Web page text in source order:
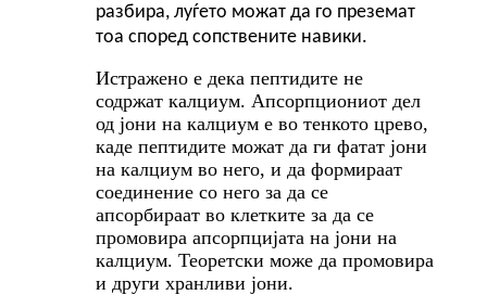
разбира, луѓето можат да го преземат
тоа според сопствените навики.
Истражено е дека пептидите не
содржат калциум. Апсорпциониот дел
од јони на калциум е во тенкото црево,
каде пептидите можат да ги фатат јони
на калциум во него, и да формираат
соединение со него за да се
апсорбираат во клетките за да се
промовира апсорпцијата на јони на
калциум. Теоретски може да промовира
и други хранливи јони.